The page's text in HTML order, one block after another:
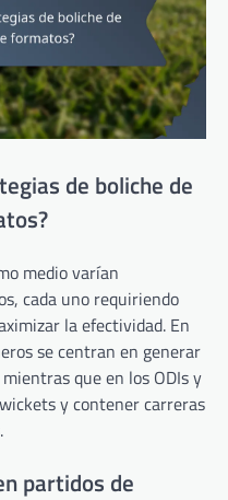
de boliche de
medio varían
cada uno requiriendo
la efectividad. En
se centran en generar
que en los ODIs y
y contener carreras
partidos de